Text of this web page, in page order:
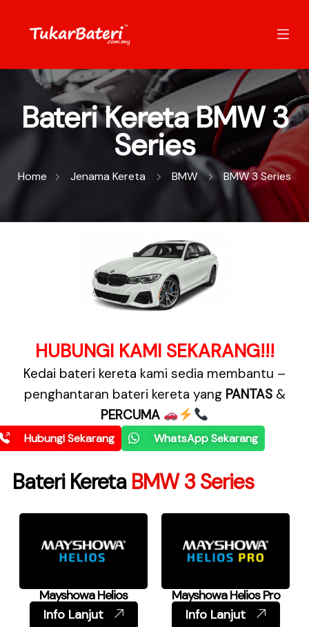
Bateri Kereta BMW 3
Series
Home Jenama Kereta BMW BMW 3 Series
HUBUNGI KAMI SEKARANG!!!
Kedai bateri kereta kami sedia membantu –
penghantaran bateri kereta yang PANTAS&
PERCUMA
Hubungi Sekarang WhatsApp Sekarang
Bateri Kereta BMW 3 Series
Mayshowa Helios
Info Lanjut
Mayshowa Helios Pro
Info Lanjut